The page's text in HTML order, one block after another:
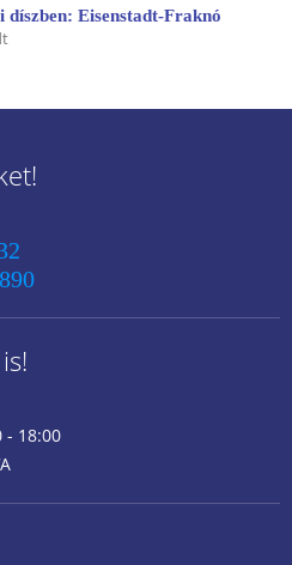
díszben: Eisenstadt-Fraknó
- 18:00